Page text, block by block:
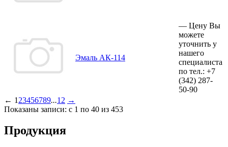
Эмаль АК-114
— Цену Вы
можете
уточнить у
нашего
специалиста
по тел.: +7
(342) 287-
50-90
← 1 23456789...12 →
Показаны записи: с 1 по 40 из 453
Продукция